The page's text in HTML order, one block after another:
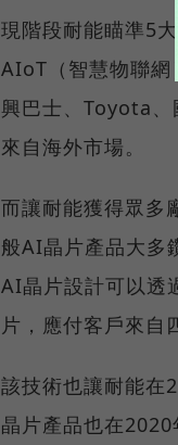
現階段耐能瞄準5
AIoT（智慧物聯網
興巴士、Toyota、
來自海外市場。
而讓耐能獲得眾多
般AI晶片產品大多
AI晶片設計可以透
片，應付客戶來自
該技術也讓耐能在
晶片產品也在